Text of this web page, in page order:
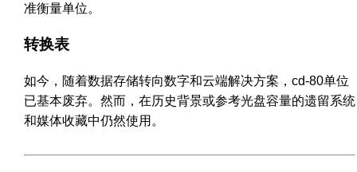
准衡量单位。
转换表
如今，随着数据存储转向数字和云端解决方案，cd-80单位
已基本废弃。然而，在历史背景或参考光盘容量的遗留系统
和媒体收藏中仍然使用。